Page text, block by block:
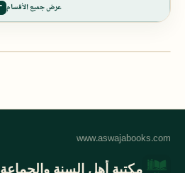
عرض جميع الأقسام
مكتبة أهل السنة والجماعة